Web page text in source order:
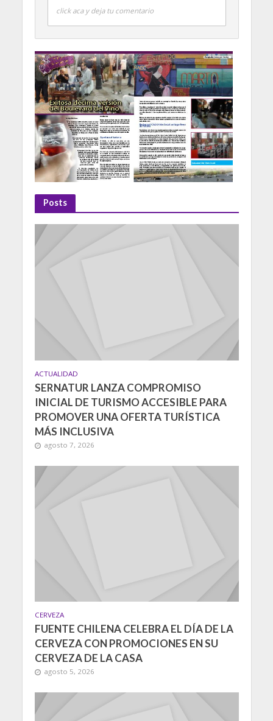
click aca y deja tu comentario
Posts
ACTUALIDAD
SERNATUR LANZA COMPROMISO
INICIAL DE TURISMO ACCESIBLE PARA
PROMOVER UNA OFERTA TURÍSTICA
MÁS INCLUSIVA
agosto 7, 2026
CERVEZA
FUENTE CHILENA CELEBRA EL DÍA DE LA
CERVEZA CON PROMOCIONES EN SU
CERVEZA DE LA CASA
agosto 5, 2026